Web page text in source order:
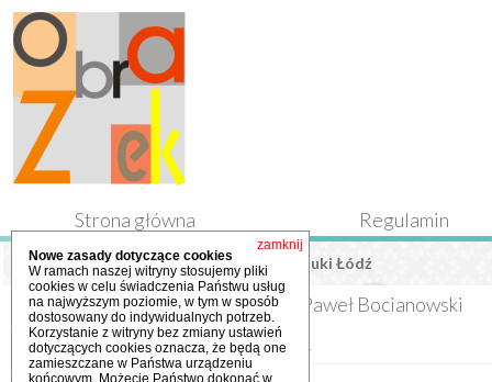
zamknij
Nowe zasady dotyczące cookies
W ramach naszej witryny stosujemy pliki
cookies w celu świadczenia Państwu usług
na najwyższym poziomie, w tym w sposób
dostosowany do indywidualnych potrzeb.
Korzystanie z witryny bez zmiany ustawień
dotyczących cookies oznacza, że będą one
zamieszczane w Państwa urządzeniu
końcowym. Możecie Państwo dokonać w
Strona główna Regulamin
Marian Paweł Bocianowski» Galeria Sztuki Łódź
Kategorie
Anna Majchrzak(65)
Marian Paweł Bocianowski
Nazwa+